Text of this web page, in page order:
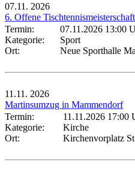
07.11. 2026
6. Offene Tischtennismeisterschaft
Termin:
07.11.2026 13:00
Kategorie:
Sport
Ort:
Neue Sporthalle
11.11. 2026
Martinsumzug in Mammendorf
Termin:
11.11.2026 17:00
Kategorie:
Kirche
Ort:
Kirchenvorplatz